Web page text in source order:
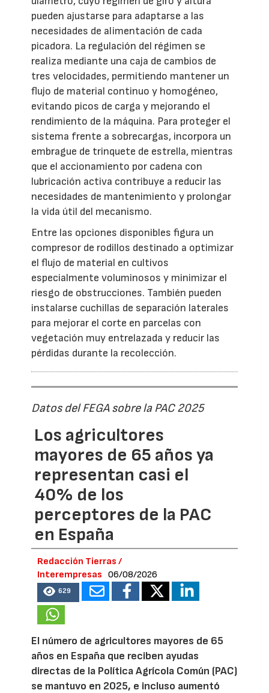
pueden ajustarse para adaptarse a las
necesidades de alimentación de cada
picadora. La regulación del régimen se
realiza mediante una caja de cambios de
tres velocidades, permitiendo mantener un
flujo de material continuo y homogéneo,
evitando picos de carga y mejorando el
rendimiento de la máquina. Para proteger el
sistema frente a sobrecargas, incorpora un
embrague de trinquete de estrella, mientras
que el accionamiento por cadena con
lubricación activa contribuye a reducir las
necesidades de mantenimiento y prolongar
la vida útil del mecanismo.
Entre las opciones disponibles figura un
compresor de rodillos destinado a optimizar
el flujo de material en cultivos
especialmente voluminosos y minimizar el
riesgo de obstrucciones. También pueden
instalarse cuchillas de separación laterales
para mejorar el corte en parcelas con
vegetación muy entrelazada y reducir las
pérdidas durante la recolección.
Datos del FEGA sobre la PAC 2025
Los agricultores
mayores de 65 años ya
representan casi el
40% de los
perceptores de la PAC
en España
Redacción Tierras /
Interempresas
06/08/2026
629
El número de agricultores mayores de 65
años en España que reciben ayudas
directas de la Política Agrícola Común (PAC)
se mantuvo en 2025, e incluso aumentó